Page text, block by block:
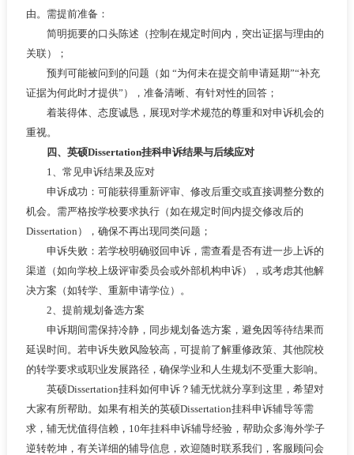
由。需提前准备：
简明扼要的口头陈述（控制在规定时间内，突出证据与理由的
关联）；
预判可能被问到的问题（如 “为何未在提交前申请延期”“补充
证据为何此时才提供”），准备清晰、有针对性的回答；
着装得体、态度诚恳，展现对学术规范的尊重和对申诉机会的
重视。
四、英硕Dissertation挂科申诉结果与后续应对
1、常见申诉结果及应对
申诉成功：可能获得重新评审、修改后重交或直接调整分数的
机会。需严格按学校要求执行（如在规定时间内提交修改后的
Dissertation），确保不再出现同类问题；
申诉失败：若学校明确驳回申诉，需查看是否有进一步上诉的
渠道（如向学校上级评审委员会或外部机构申诉），或考虑其他解
决方案（如转学、重新申请学位）。
2、提前规划备选方案
申诉期间需保持冷静，同步规划备选方案，避免因等待结果而
延误时间。若申诉失败风险较高，可提前了解重修政策、其他院校
的转学要求或职业发展路径，确保学业和人生规划不受重大影响。
英硕Dissertation挂科如何申诉？辅无忧就分享到这里，希望对
大家有所帮助。如果有相关的英硕Dissertation挂科申诉辅导等需
求，辅无忧值得信赖，10年挂科申诉辅导经验，帮助众多海外学子
逆转乾坤，有关详细的辅导信息，欢迎随时联系我们，客服顾问会